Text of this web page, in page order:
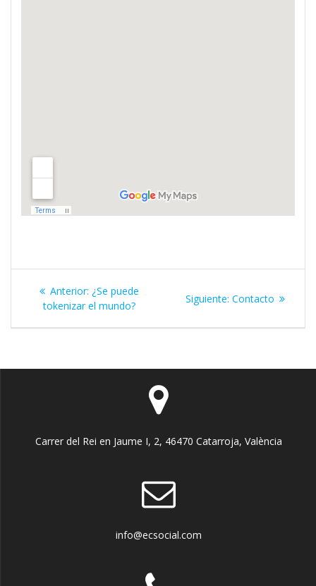
Navegación
Anterior: Entrada
anterior:
¿Se puede
tokenizar el mundo?
Siguiente: Siguiente
Contacto
Carrer del Rei en Jaume I, 2, 46470 Catarroja, València
info@ecsocial.com